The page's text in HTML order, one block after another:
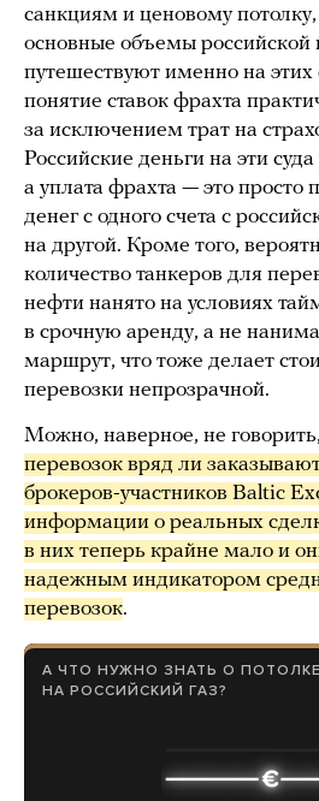
санкциям и ценовому потолку,
основные объемы российской
путешествуют именно на этих
понятие ставок фрахта
за исключением трат на
Российские деньги на эти
а уплата фрахта — это просто
денег с одного счета с
на другой. Кроме того,
количество танкеров для
нефти нанято на условиях
в срочную аренду, а не
маршрут, что тоже делает
перевозки непрозрачной.
Можно, наверное, не
перевозок вряд ли
брокеров-участников Baltic
информации о реальных
в них теперь крайне мало и
надежным индикатором
перевозок.
А ЧТО НУЖНО ЗНАТЬ О
НА РОССИЙСКИЙ ГАЗ?